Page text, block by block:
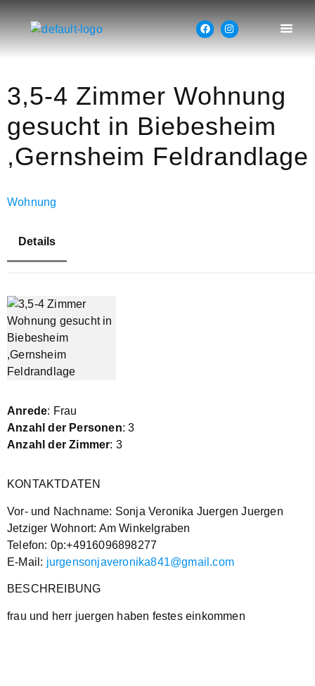
3,5-4 Zimmer Wohnung
gesucht in Biebesheim
,Gernsheim Feldrandlage
Wohnung
Details
Anrede: Frau
Anzahl der Personen: 3
Anzahl der Zimmer: 3
KONTAKTDATEN
Vor- und Nachname: Sonja Veronika Juergen Juergen
Jetziger Wohnort: Am Winkelgraben
Telefon: 0p:+4916096898277
E-Mail: jurgensonjaveronika841@gmail.com
BESCHREIBUNG
frau und herr juergen haben festes einkommen